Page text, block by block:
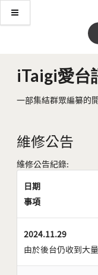
iTaigi愛台
一部集結群眾編纂的
維修公告
維修公告紀錄:
日期
事項
2024.11.29
由於後台仍收到大